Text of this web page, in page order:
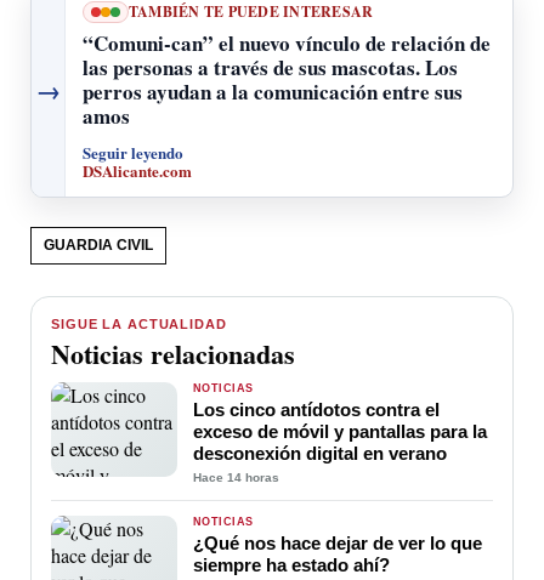
→
TAMBIÉN TE PUEDE INTERESAR
“Comuni-can” el nuevo vínculo de relación de
las personas a través de sus mascotas. Los
perros ayudan a la comunicación entre sus
amos
Seguir leyendo
DSAlicante.com
GUARDIA CIVIL
SIGUE LA ACTUALIDAD
Noticias relacionadas
NOTICIAS
Los cinco antídotos contra el
exceso de móvil y pantallas para la
desconexión digital en verano
Hace 14 horas
NOTICIAS
¿Qué nos hace dejar de ver lo que
siempre ha estado ahí?